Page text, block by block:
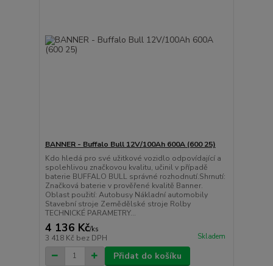
BANNER - Buffalo Bull 12V/100Ah 600A (600 25)
Kdo hledá pro své užitkové vozidlo odpovídající a
spolehlivou značkovou kvalitu, učinil v případě
baterie BUFFALO BULL správné rozhodnutí.Shrnutí:
Značková baterie v prověřené kvalitě Banner.
Oblast použití: Autobusy Nákladní automobily
Stavební stroje Zemědělské stroje Rolby
TECHNICKÉ PARAMETRY...
4 136 Kč/ks
3 418 Kč bez DPH Skladem
Přidat do košíku